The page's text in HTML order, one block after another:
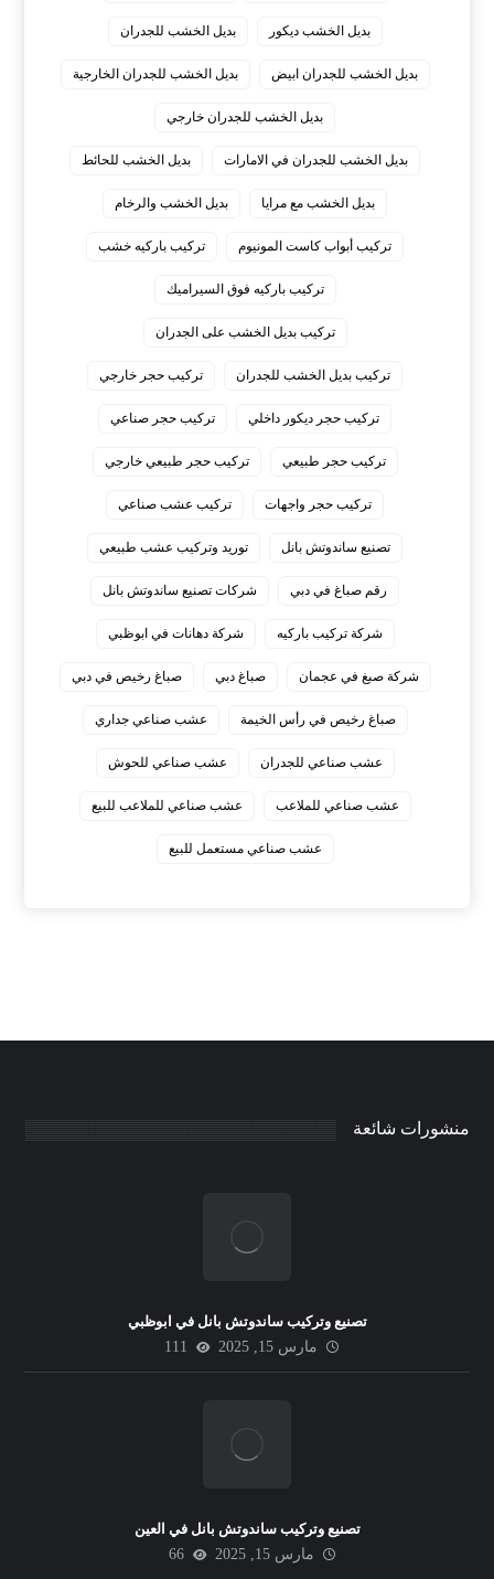
بديل الخشب ديكور بديل الخشب للجدران
بديل الخشب للجدران ابيض بديل الخشب للجدران الخارجية
بديل الخشب للجدران خارجي
بديل الخشب للجدران في الامارات بديل الخشب للحائط
بديل الخشب مع مرايا بديل الخشب والرخام
تركيب أبواب كاست المونيوم تركيب باركيه خشب
تركيب باركيه فوق السيراميك
تركيب بديل الخشب على الجدران
تركيب بديل الخشب للجدران تركيب حجر خارجي
تركيب حجر ديكور داخلي تركيب حجر صناعي
تركيب حجر طبيعي تركيب حجر طبيعي خارجي
تركيب حجر واجهات تركيب عشب صناعي
تصنيع ساندوتش بانل توريد وتركيب عشب طبيعي
رقم صباغ في دبي شركات تصنيع ساندوتش بانل
شركة تركيب باركيه شركة دهانات في ابوظبي
شركة صبغ في عجمان صباغ دبي صباغ رخيص في دبي
صباغ رخيص في رأس الخيمة عشب صناعي جداري
عشب صناعي للجدران عشب صناعي للحوش
عشب صناعي للملاعب عشب صناعي للملاعب للبيع
عشب صناعي مستعمل للبيع
منشورات شائعة
تصنيع وتركيب ساندوتش بانل في ابوظبي
مارس 15, 2025
111
تصنيع وتركيب ساندوتش بانل في العين
مارس 15, 2025
66